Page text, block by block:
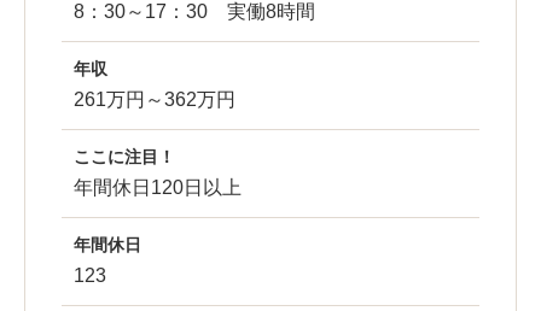
8：30～17：30 実働8時間
年収
261万円～362万円
ここに注目！
年間休日120日以上
年間休日
123